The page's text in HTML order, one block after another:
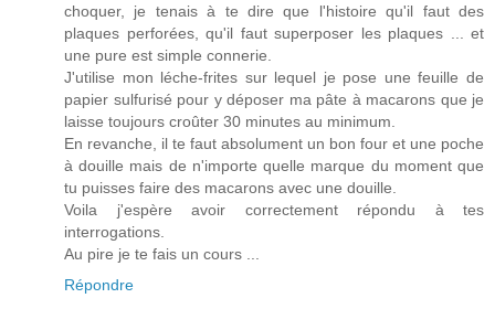
choquer, je tenais à te dire que l'histoire qu'il faut des
plaques perforées, qu'il faut superposer les plaques ... et
une pure est simple connerie.
J'utilise mon léche-frites sur lequel je pose une feuille de
papier sulfurisé pour y déposer ma pâte à macarons que je
laisse toujours croûter 30 minutes au minimum.
En revanche, il te faut absolument un bon four et une poche
à douille mais de n'importe quelle marque du moment que
tu puisses faire des macarons avec une douille.
Voila j'espère avoir correctement répondu à tes
interrogations.
Au pire je te fais un cours ...
Répondre